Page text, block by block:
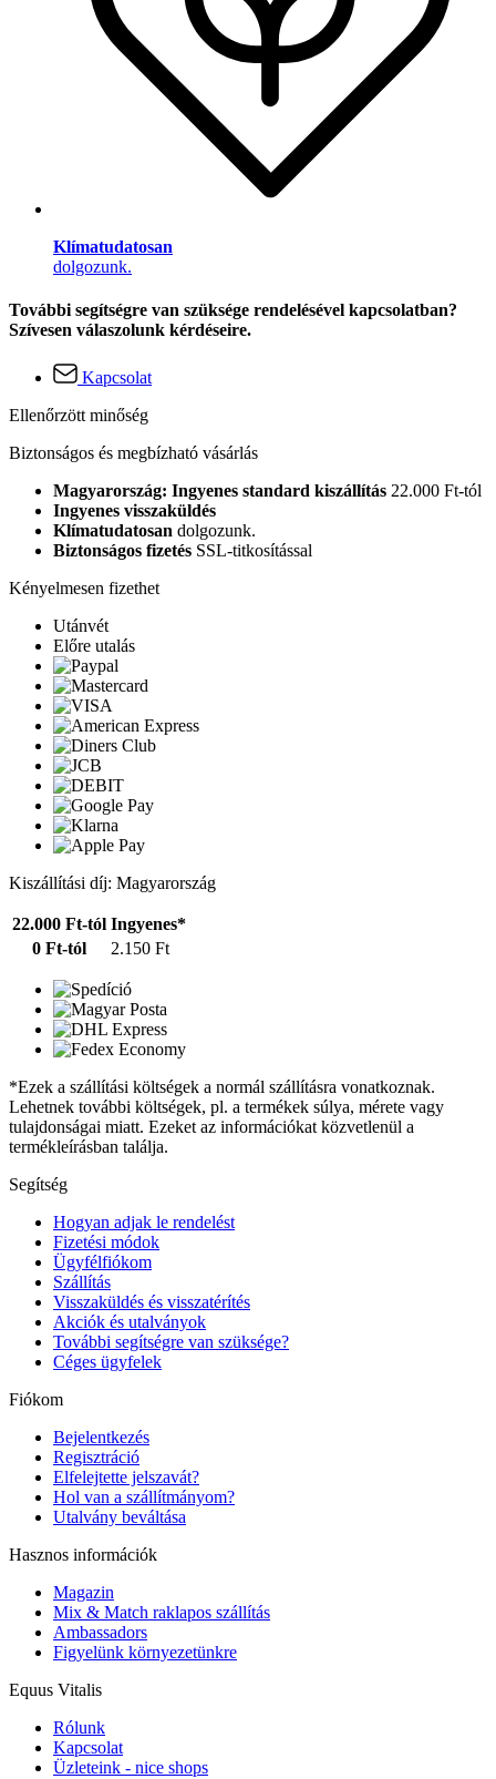
Klímatudatosan
dolgozunk.
További segítségre van szüksége rendelésével kapcsolatban?
Szívesen válaszolunk kérdéseire.
Kapcsolat
Ellenőrzött minőség
Biztonságos és megbízható vásárlás
Magyarország: Ingyenes standard kiszállítás 22.000 Ft-tól
Ingyenes visszaküldés
Klímatudatosan dolgozunk.
Biztonságos fizetés SSL-titkosítással
Kényelmesen fizethet
Utánvét
Előre utalás
Kiszállítási díj: Magyarország
22.000 Ft-tól Ingyenes*
0 Ft-tól
2.150 Ft
*Ezek a szállítási költségek a normál szállításra vonatkoznak.
Lehetnek további költségek, pl. a termékek súlya, mérete vagy
tulajdonságai miatt. Ezeket az információkat közvetlenül a
termékleírásban találja.
Segítség
Hogyan adjak le rendelést
Fizetési módok
Ügyfélfiókom
Szállítás
Visszaküldés és visszatérítés
Akciók és utalványok
További segítségre van szüksége?
Céges ügyfelek
Fiókom
Bejelentkezés
Regisztráció
Elfelejtette jelszavát?
Hol van a szállítmányom?
Utalvány beváltása
Hasznos információk
Magazin
Mix & Match raklapos szállítás
Ambassadors
Figyelünk környezetünkre
Equus Vitalis
Rólunk
Kapcsolat
Üzleteink - nice shops